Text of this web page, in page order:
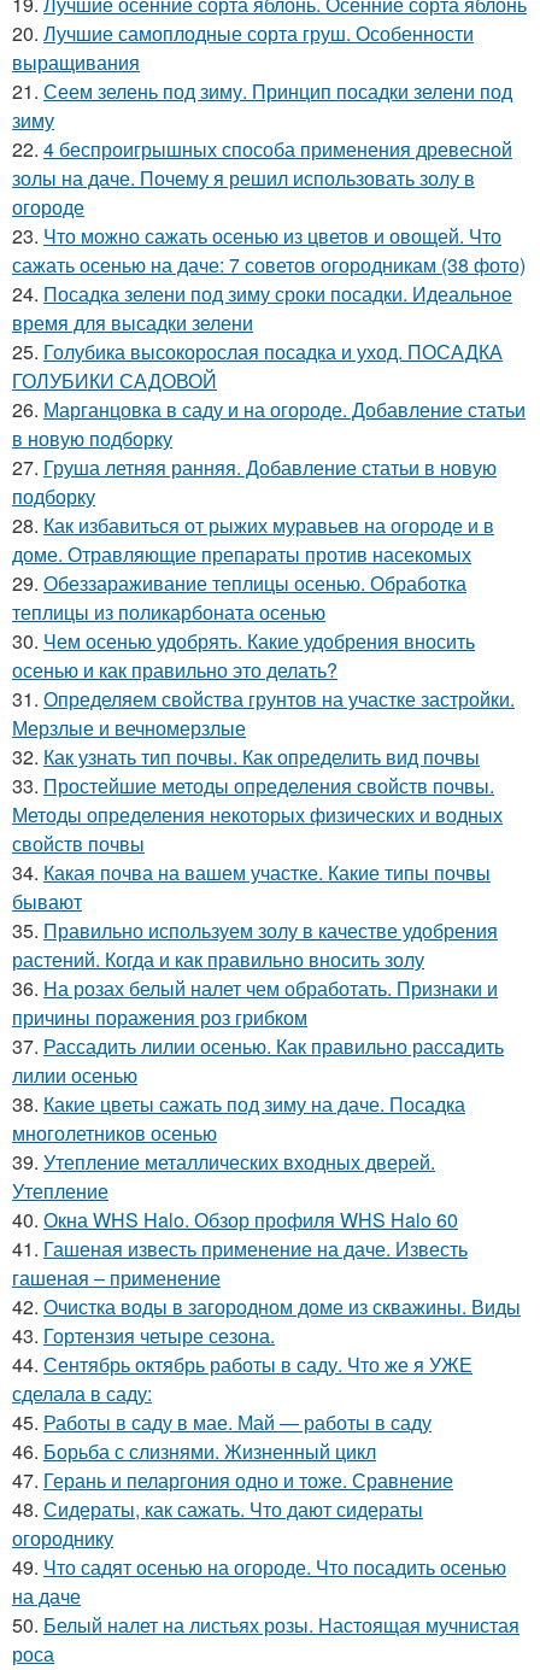
20. Лучшие самоплодные сорта груш. Особенности
выращивания
21. Сеем зелень под зиму. Принцип посадки зелени под
зиму
22. 4 беспроигрышных способа применения древесной
золы на даче. Почему я решил использовать золу в
огороде
23. Что можно сажать осенью из цветов и овощей. Что
сажать осенью на даче: 7 советов огородникам (38 фото)
24. Посадка зелени под зиму сроки посадки. Идеальное
время для высадки зелени
25. Голубика высокорослая посадка и уход. ПОСАДКА
ГОЛУБИКИ САДОВОЙ
26. Марганцовка в саду и на огороде. Добавление статьи
в новую подборку
27. Груша летняя ранняя. Добавление статьи в новую
подборку
28. Как избавиться от рыжих муравьев на огороде и в
доме. Отравляющие препараты против насекомых
29. Обеззараживание теплицы осенью. Обработка
теплицы из поликарбоната осенью
30. Чем осенью удобрять. Какие удобрения вносить
осенью и как правильно это делать?
31. Определяем свойства грунтов на участке застройки.
Мерзлые и вечномерзлые
32. Как узнать тип почвы. Как определить вид почвы
33. Простейшие методы определения свойств почвы.
Методы определения некоторых физических и водных
свойств почвы
34. Какая почва на вашем участке. Какие типы почвы
бывают
35. Правильно используем золу в качестве удобрения
растений. Когда и как правильно вносить золу
36. На розах белый налет чем обработать. Признаки и
причины поражения роз грибком
37. Рассадить лилии осенью. Как правильно рассадить
лилии осенью
38. Какие цветы сажать под зиму на даче. Посадка
многолетников осенью
39. Утепление металлических входных дверей.
Утепление
40. Окна WHS Halo. Обзор профиля WHS Halo 60
41. Гашеная известь применение на даче. Известь
гашеная – применение
42. Очистка воды в загородном доме из скважины. Виды
43. Гортензия четыре сезона.
44. Сентябрь октябрь работы в саду. Что же я УЖЕ
сделала в саду:
45. Работы в саду в мае. Май — работы в саду
46. Борьба с слизнями. Жизненный цикл
47. Герань и пеларгония одно и тоже. Сравнение
48. Сидераты, как сажать. Что дают сидераты
огороднику
49. Что садят осенью на огороде. Что посадить осенью
на даче
50. Белый налет на листьях розы. Настоящая мучнистая
роса